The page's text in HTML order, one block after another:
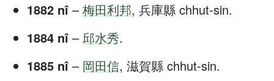
1882 nî – 梅田利邦, 兵庫縣 chhut-sin.
1884 nî – 邱水秀.
1885 nî – 岡田信, 滋賀縣 chhut-sin.